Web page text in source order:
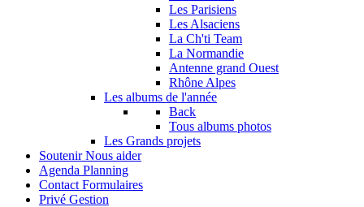
Les Parisiens
Les Alsaciens
La Ch'ti Team
La Normandie
Antenne grand Ouest
Rhône Alpes
Les albums de l'année
Back
Tous albums photos
Les Grands projets
Soutenir Nous aider
Agenda Planning
Contact Formulaires
Privé Gestion